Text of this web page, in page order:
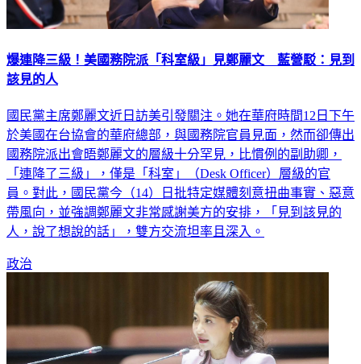
爆連降三級！美國務院派「科室級」見鄭麗文 藍營駁：見到
該見的人
國民黨主席鄭麗文近日訪美引發關注。她在華府時間12日下午
於美國在台協會的華府總部，與國務院官員見面，然而卻傳出
國務院派出會晤鄭麗文的層級十分罕見，比慣例的副助卿，
「連降了三級」，僅是「科室」（Desk Officer）層級的官
員。對此，國民黨今（14）日批特定媒體刻意扭曲事實、惡意
帶風向，並強調鄭麗文非常感謝美方的安排，「見到該見的
人，說了想說的話」，雙方交流坦率且深入。
政治